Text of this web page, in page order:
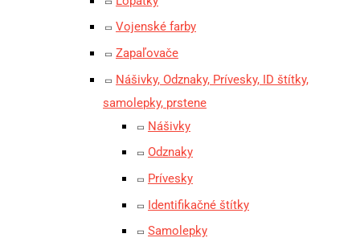
Vojenské farby
Zapaľovače
Nášivky, Odznaky, Prívesky, ID štítky,
samolepky, prstene
Nášivky
Odznaky
Prívesky
Identifikačné štítky
Samolepky